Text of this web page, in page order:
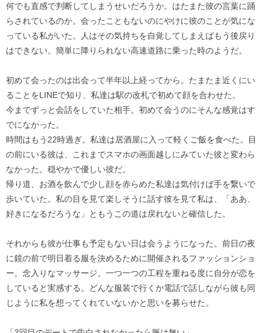
何でも直感で判断してしまうせいだろうか。はたまた彼の言葉に踊
らされているのか。会ったこともないのにやけに彼のことが気にな
っている私がいた。人はその気持ちを自覚してしまえばもう後戻り
はできない。簡単に降りられない高速道路に乗った時のようだ。
初めて会ったのは出会って半年以上経ってから。たまたま近くにい
ることをLINEで知り、私達は駅の改札で初めて顔を合わせた。
今までずっと会話をしていた相手。初めて会うのにそんな感覚はす
でになかった。
時間はもう22時過ぎ。私達は居酒屋に入って軽くご飯を食べた。目
の前にいる彼は、これまでスマホの画面越しにみていた彼と変わら
なかった。穏やかで優しい彼だ。
帰り道、お酒を飲んで少し顔を赤らめた私達は気付けば手を繋いで
歩いていた。私の目を見て楽しそうに話す彼を見て私は、「ああ、
好きになるだろうな」ともうこの道は戻れないと確信した。
それからも彼が仕事も予定もない日は会うようになった。前日の夜
に鏡の前で明日着る服を決めるために開催されるファッションショ
ー。念入りなマッサージ。一つ一つの工程を重ねる度に自分が恋を
していると実感する。どんな服装で行くか電話で話しながら彼も同
じように私を想ってくれていないかと思いを募らせた。